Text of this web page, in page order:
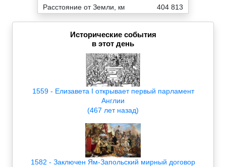
Расстояние от Земли, км 404 813
Исторические события
в этот день
1559 - Елизавета I открывает первый парламент
Англии
(467 лет назад)
1582 - Заключен Ям-Запольский мирный договор